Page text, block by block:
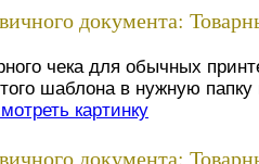
документа:
чека для обычных
шаблона в нужную
картинку